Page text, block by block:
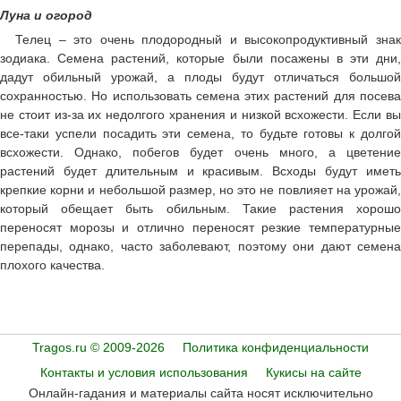
Луна и огород
Телец – это очень плодородный и высокопродуктивный знак
зодиака. Семена растений, которые были посажены в эти дни,
дадут обильный урожай, а плоды будут отличаться большой
сохранностью. Но использовать семена этих растений для посева
не стоит из-за их недолгого хранения и низкой всхожести. Если вы
все-таки успели посадить эти семена, то будьте готовы к долгой
всхожести. Однако, побегов будет очень много, а цветение
растений будет длительным и красивым. Всходы будут иметь
крепкие корни и небольшой размер, но это не повлияет на урожай,
который обещает быть обильным. Такие растения хорошо
переносят морозы и отлично переносят резкие температурные
перепады, однако, часто заболевают, поэтому они дают семена
плохого качества.
Tragos.ru © 2009-2026
Политика конфиденциальности
Контакты и условия использования
Кукисы на сайте
Онлайн-гадания и материалы сайта носят исключительно